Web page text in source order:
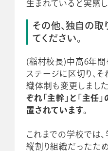
生まれていると実感し
その他、独自の
てください。
(稲村校長)中高6年
ステージに区切り、
織体制も変更しました
ぞれ「主幹」と「主任
置されています。
これまでの学校では
縦割り組織だったた